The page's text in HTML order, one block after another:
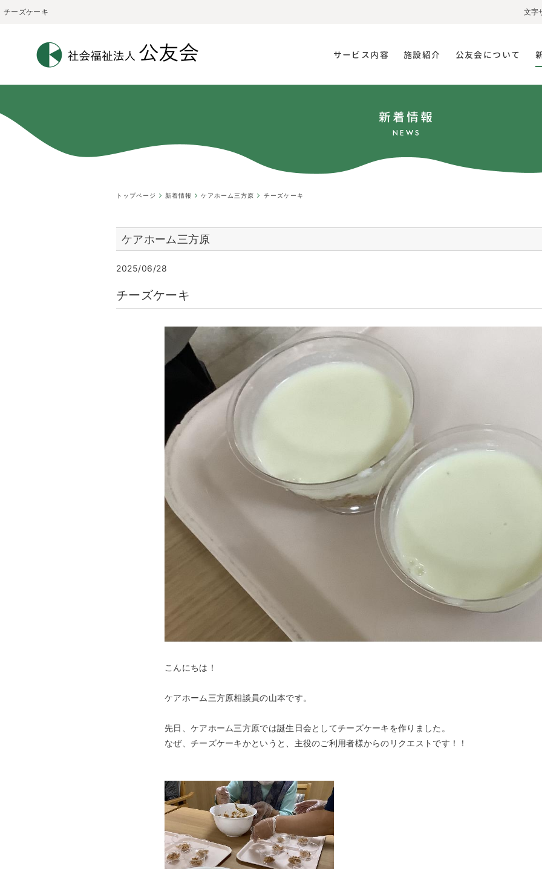
チーズケーキ 文字
サービス内容 施設紹介 公友会について
新着情報
NEWS
トップページ 新着情報 ケアホーム三方原 チーズケーキ
ケアホーム三方原
2025/06/28
チーズケーキ
こんにちは！
ケアホーム三方原相談員の山本です。
先日、ケアホーム三方原では誕生日会としてチーズケーキを作りました。
なぜ、チーズケーキかというと、主役のご利用者様からのリクエストです！！